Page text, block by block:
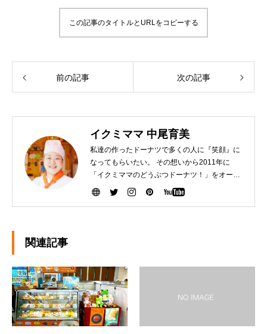
この記事のタイトルとURLをコピーする
前の記事 次の記事
イクミママ 中尾育美
私達の作ったドーナツで多くの人に『笑顔』に
なってもらいたい。 その想いから2011年に
「イクミママのどうぶつドーナツ！」をオープ
ンさせました。 健康で美味しいドーナツを作る
関連記事